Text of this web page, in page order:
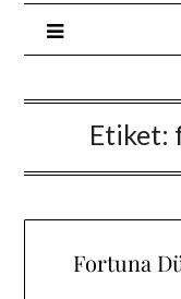
Etiket:
Fortuna